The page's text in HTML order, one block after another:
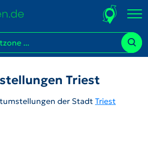
Triest
der Stadt Triest